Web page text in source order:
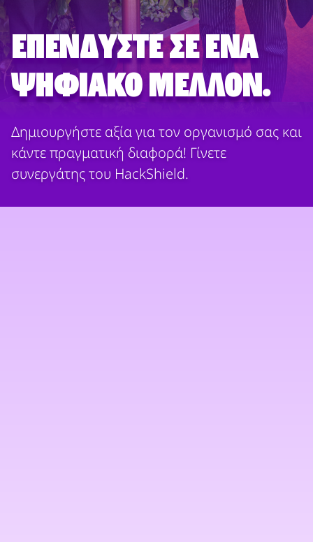
Επενδύστε σε ένα
ψηφιακό μέλλον.
Δημιουργήστε αξία για τον οργανισμό σας και
κάντε πραγματική διαφορά! Γίνετε
συνεργάτης του HackShield.